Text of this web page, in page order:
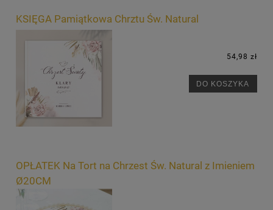
KSIĘGA Pamiątkowa Chrztu Św. Natural
54,98 zł
DO KOSZYKA
OPŁATEK Na Tort na Chrzest Św. Natural z Imieniem
Ø20CM